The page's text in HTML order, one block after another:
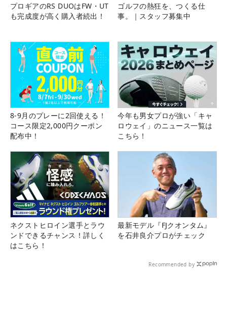
プロギアのRS DUOはFW・UT
も完成度が高く購入者続出！
ゴルフの熱狂を、つくる仕
事。｜スタッフ募集中
8-9月のプレーに2回使える！
コース限定2,000円クーポン
配布中！
今年も男女プロが強い「キャ
ロウェイ」のニュース一覧は
こちら！
ネクストヒロイン選手とラウ
ンドできるチャンス！詳しく
はこちら！
最新モデル『FJクオンタム』
を石井良介プロがチェック
Recommended by